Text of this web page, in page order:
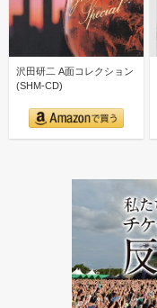
沢田研二 A面コレクション
(SHM-CD)